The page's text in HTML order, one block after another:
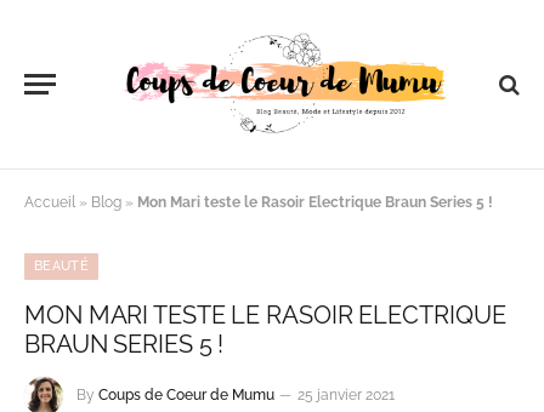
Accueil » Blog » Mon Mari teste le Rasoir Electrique Braun Series 5 !
BEAUTÉ
MON MARI TESTE LE RASOIR ELECTRIQUE
BRAUN SERIES 5 !
By Coups de Coeur de Mumu
25 janvier 2021